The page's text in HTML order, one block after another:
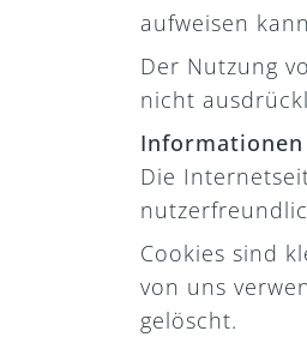
aufweisen
Der Nutzung
nicht
Die
Cookies sind
von uns
gelöscht.